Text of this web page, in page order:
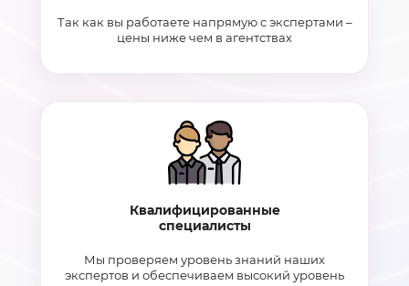
Так как вы работаете напрямую с экспертами –
цены ниже чем в агентствах
Квалифицированные
специалисты
Мы проверяем уровень знаний наших
экспертов и обеспечиваем высокий уровень